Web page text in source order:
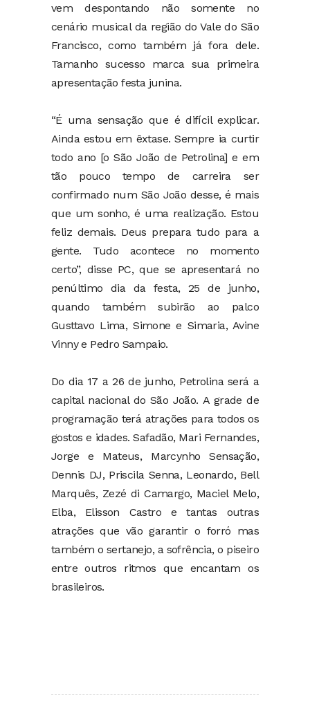
vem despontando não somente no
cenário musical da região do Vale do São
Francisco, como também já fora dele.
Tamanho sucesso marca sua primeira
apresentação festa junina.
“É uma sensação que é difícil explicar.
Ainda estou em êxtase. Sempre ia curtir
todo ano [o São João de Petrolina] e em
tão pouco tempo de carreira ser
confirmado num São João desse, é mais
que um sonho, é uma realização. Estou
feliz demais. Deus prepara tudo para a
gente. Tudo acontece no momento
certo”, disse PC, que se apresentará no
penúltimo dia da festa, 25 de junho,
quando também subirão ao palco
Gusttavo Lima, Simone e Simaria, Avine
Vinny e Pedro Sampaio.
Do dia 17 a 26 de junho, Petrolina será a
capital nacional do São João. A grade de
programação terá atrações para todos os
gostos e idades. Safadão, Mari Fernandes,
Jorge e Mateus, Marcynho Sensação,
Dennis DJ, Priscila Senna, Leonardo, Bell
Marquês, Zezé di Camargo, Maciel Melo,
Elba, Elisson Castro e tantas outras
atrações que vão garantir o forró mas
também o sertanejo, a sofrência, o piseiro
entre outros ritmos que encantam os
brasileiros.